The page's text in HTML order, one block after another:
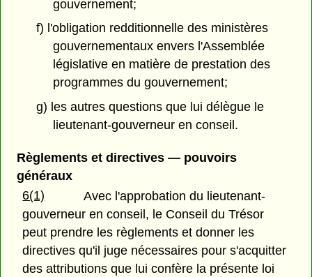
gouvernement;
f) l'obligation redditionnelle des ministères
gouvernementaux envers l'Assemblée
législative en matière de prestation des
programmes du gouvernement;
g) les autres questions que lui délègue le
lieutenant-gouverneur en conseil.
Règlements et directives — pouvoirs
généraux
6(1)
Avec l'approbation du lieutenant-
gouverneur en conseil, le Conseil du Trésor
peut prendre les règlements et donner les
directives qu'il juge nécessaires pour s'acquitter
des attributions que lui confère la présente loi